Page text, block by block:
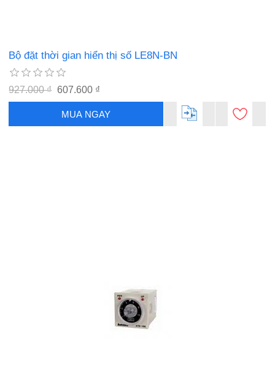
Bộ đặt thời gian hiển thị số LE8N-BN
927.000 ₫ 607.600 ₫
MUA NGAY